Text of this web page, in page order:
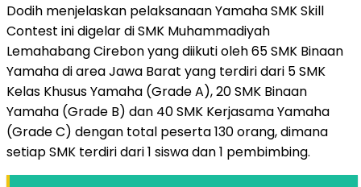
Dodih menjelaskan pelaksanaan Yamaha SMK Skill
Contest ini digelar di SMK Muhammadiyah
Lemahabang Cirebon yang diikuti oleh 65 SMK Binaan
Yamaha di area Jawa Barat yang terdiri dari 5 SMK
Kelas Khusus Yamaha (Grade A), 20 SMK Binaan
Yamaha (Grade B) dan 40 SMK Kerjasama Yamaha
(Grade C) dengan total peserta 130 orang, dimana
setiap SMK terdiri dari 1 siswa dan 1 pembimbing.